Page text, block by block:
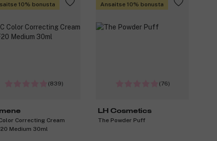
10% bonusta
(839)
Correcting Cream
Medium 30ml
Ansaitse 10% bonusta
(76)
LH Cosmetics
The Powder Puff